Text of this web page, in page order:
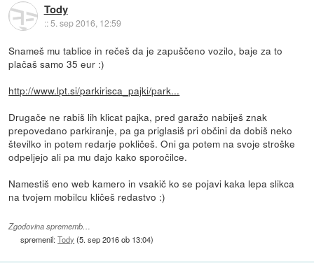
Tody
::5. sep 2016, 12:59
Snameš mu tablice in rečeš da je zapuščeno vozilo, baje za to
plačaš samo 35 eur :)
http://www.lpt.si/parkirisca_pajki/park...
Drugače ne rabiš lih klicat pajka, pred garažo nabiješ znak
prepovedano parkiranje, pa ga priglasiš pri občini da dobiš neko
številko in potem redarje pokličeš. Oni ga potem na svoje stroške
odpeljejo ali pa mu dajo kako sporočilce.
Namestiš eno web kamero in vsakič ko se pojavi kaka lepa slikca
na tvojem mobilcu kličeš redastvo :)
Zgodovina sprememb…
spremenil:Tody (5. sep 2016 ob 13:04)